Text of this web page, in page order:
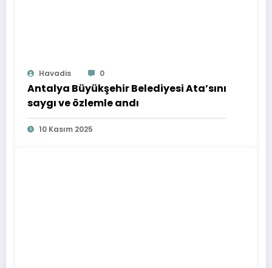
Havadis 0
Antalya Büyükşehir Belediyesi Ata’sını
saygı ve özlemle andı
10 Kasım 2025